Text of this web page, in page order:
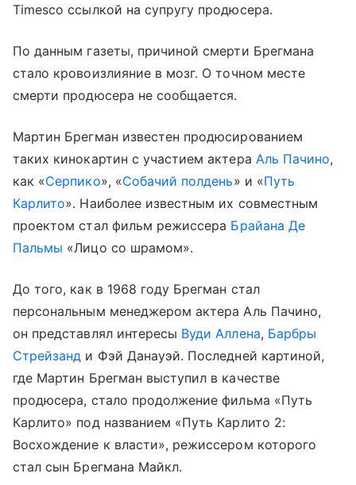
Timesсо ссылкой на супругу продюсера.
По данным газеты, причиной смерти Брегмана
стало кровоизлияние в мозг. О точном месте
смерти продюсера не сообщается.
Мартин Брегман известен продюсированием
таких кинокартин с участием актера Аль Пачино,
как «Серпико», «Собачий полдень» и «Путь
Карлито». Наиболее известным их совместным
проектом стал фильм режиссера Брайана Де
Пальмы «Лицо со шрамом».
До того, как в 1968 году Брегман стал
персональным менеджером актера Аль Пачино,
он представлял интересы Вуди Аллена, Барбры
Стрейзанд и Фэй Данауэй. Последней картиной,
где Мартин Брегман выступил в качестве
продюсера, стало продолжение фильма «Путь
Карлито» под названием «Путь Карлито 2:
Восхождение к власти», режиссером которого
стал сын Брегмана Майкл.